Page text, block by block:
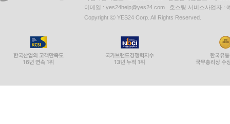
이메일 : yes24help@yes24.com 호스팅 서비스사업자 :
Copyright ⓒ YES24 Corp. All Rights Reserved.